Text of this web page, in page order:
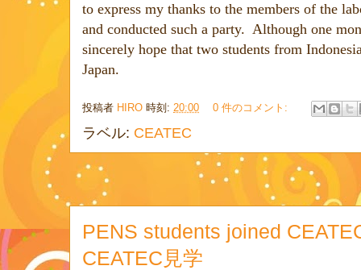
to express my thanks to the members of the
and conducted such a party. Although one
sincerely hope that two students from
Japan.
投稿者 HIRO 時刻: 20:00 0 件のコメント:
ラベル: CEATEC
PENS students joined
CEATEC見学